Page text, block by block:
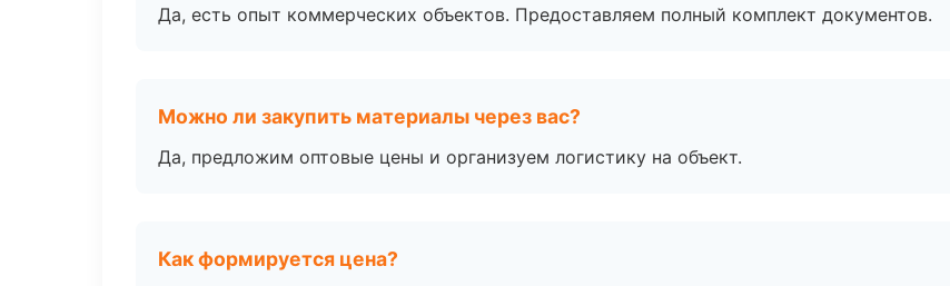
Да, есть опыт коммерческих объектов. Предоставляем полный комплект документов.
Можно ли закупить материалы через вас?
Да, предложим оптовые цены и организуем логистику на объект.
Как формируется цена?